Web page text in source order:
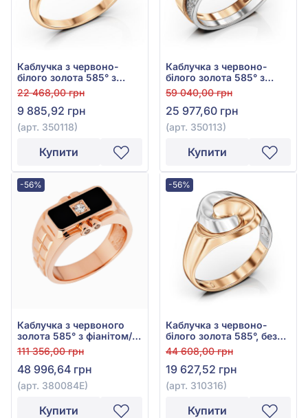
Каблучка з червоно-
білого золота 585° з
фіанітом/куб.цирконієм,
арт. 350118
22 468,00 грн
9 885,92 грн
(арт. 350118)
Купити
Каблучка з червоно-
білого золота 585° з
фіанітом/куб.цирконієм,
арт. 350113
59 040,00 грн
25 977,60 грн
(арт. 350113)
Купити
-56%
Каблучка з червоного
золота 585° з фіанітом/
куб.цирконієм та
чорною емаллю, арт.
380084Е
111 356,00 грн
48 996,64 грн
(арт. 380084Е)
Купити
-56%
Каблучка з червоно-
білого золота 585°, без
вставки, арт. 310316
44 608,00 грн
19 627,52 грн
(арт. 310316)
Купити